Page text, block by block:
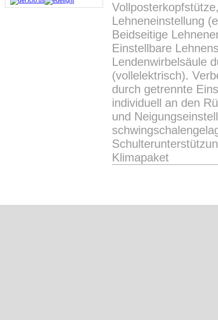
Lehneneinstellung
Beidseitige
Einstellbare
Lendenwirbelsäule
(vollelektrisch).
durch getrennte
individuell an den
und
Klimapaket